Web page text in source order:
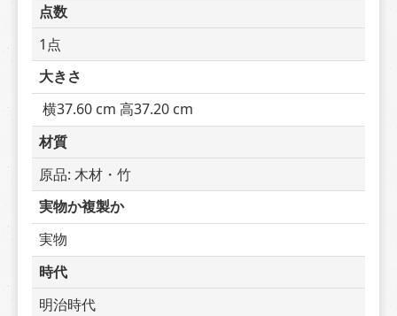
点数
1点
大きさ
横37.60 cm 高37.20 cm
材質
原品: 木材・竹
実物か複製か
実物
時代
明治時代